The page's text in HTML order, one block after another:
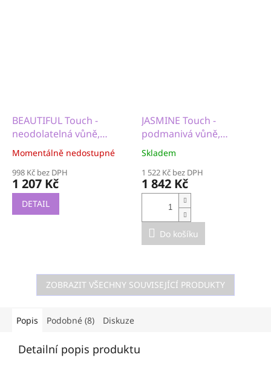
BEAUTIFUL Touch -
neodolatelná vůně,
motivace, radost, slast
Momentálně nedostupné
998 Kč bez DPH
1 207 Kč
DETAIL
JASMINE Touch -
podmanivá vůně,
afrodiziaku, přitažlivost,
atraktivita
Skladem
1 522 Kč bez DPH
1 842 Kč
Do košíku
ZOBRAZIT VŠECHNY SOUVISEJÍCÍ PRODUKTY
Popis Podobné (8) Diskuze
Detailní popis produktu